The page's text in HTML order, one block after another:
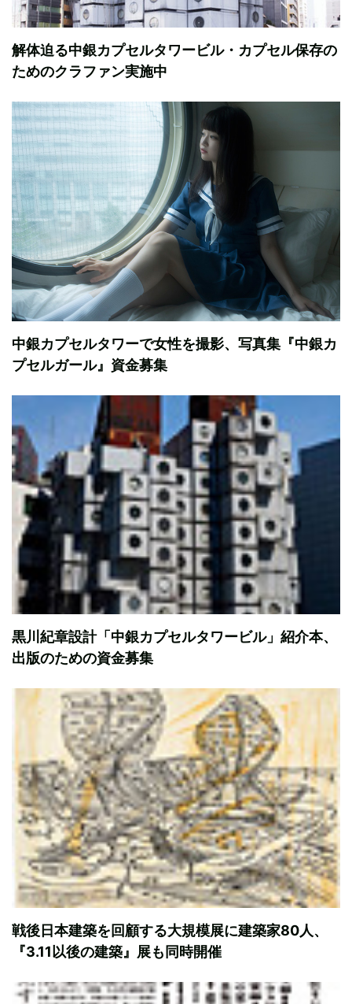
解体迫る中銀カプセルタワービル・カプセル保存の
ためのクラファン実施中
中銀カプセルタワーで女性を撮影、写真集『中銀カ
プセルガール』資金募集
黒川紀章設計「中銀カプセルタワービル」紹介本、
出版のための資金募集
戦後日本建築を回顧する大規模展に建築家80人、
『3.11以後の建築』展も同時開催